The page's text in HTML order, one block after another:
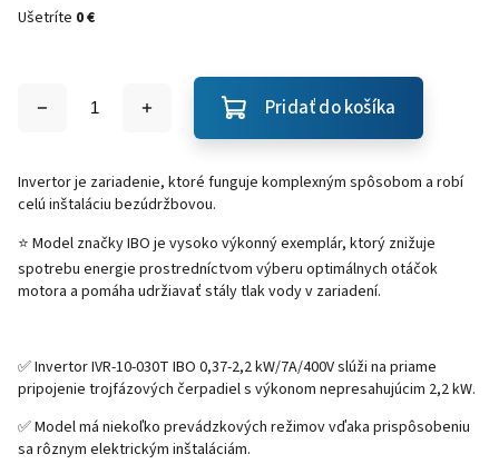
Ušetríte 0 €
Pridať do košíka
Invertor je zariadenie, ktoré funguje komplexným spôsobom a robí
celú inštaláciu bezúdržbovou.
⭐ Model značky IBO je vysoko výkonný exemplár, ktorý znižuje
spotrebu energie prostredníctvom výberu optimálnych otáčok
motora a pomáha udržiavať stály tlak vody v zariadení.
✅ Invertor IVR-10-030T IBO 0,37-2,2 kW/7A/400V slúži na priame
pripojenie trojfázových čerpadiel s výkonom nepresahujúcim 2,2 kW.
✅ Model má niekoľko prevádzkových režimov vďaka prispôsobeniu
sa rôznym elektrickým inštaláciám.